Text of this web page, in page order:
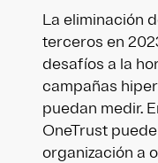
La eliminación
terceros en
desafíos a la
campañas
puedan medir.
OneTrust
organización a